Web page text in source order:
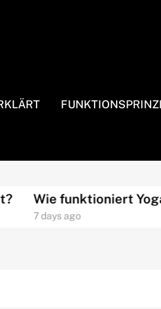
Wie funktioniert Yoga?
7 days ago